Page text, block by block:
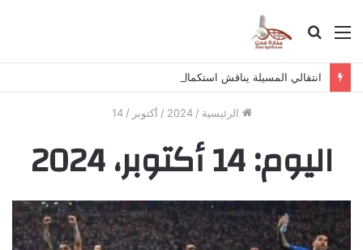
القائمة بحث
انتقالي المسيلة يناقش استكمال برنامج التصعيد الشعبي
الرئيسية /
2024
/ أكتوبر /
14
اليوم:14 أكتوبر، 2024